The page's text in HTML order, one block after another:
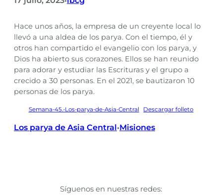
Hace unos años, la empresa de un creyente local lo
llevó a una aldea de los parya. Con el tiempo, él y
otros han compartido el evangelio con los parya, y
Dios ha abierto sus corazones. Ellos se han reunido
para adorar y estudiar las Escrituras y el grupo a
crecido a 30 personas. En el 2021, se bautizaron 10
personas de los parya.
Semana-45.-Los-parya-de-Asia-Central Descargar folleto
Los parya de Asia Central•Misiones
Síguenos en nuestras redes: